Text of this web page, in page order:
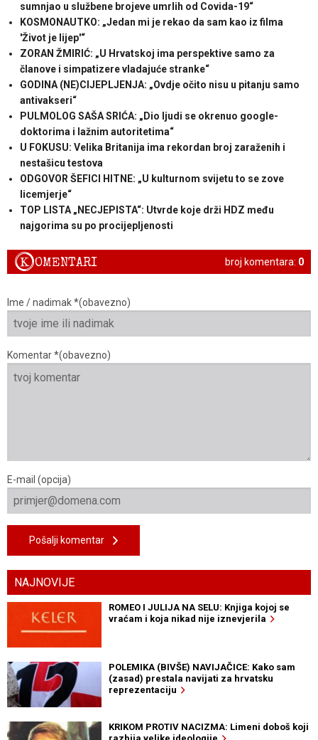
sumnjao u službene brojeve umrlih od Covida-19“
KOSMONAUTKO: „Jedan mi je rekao da sam kao iz filma
'Život je lijep'“
ZORAN ŽMIRIĆ: „U Hrvatskoj ima perspektive samo za
članove i simpatizere vladajuće stranke“
GODINA (NE)CIJEPLJENJA: „Ovdje očito nisu u pitanju samo
antivakseri“
PULMOLOG SAŠA SRIĆA: „Dio ljudi se okrenuo google-
doktorima i lažnim autoritetima“
U FOKUSU: Velika Britanija ima rekordan broj zaraženih i
nestašicu testova
ODGOVOR ŠEFICI HITNE: „U kulturnom svijetu to se zove
licemjerje“
TOP LISTA „NECJEPISTA“: Utvrde koje drži HDZ među
najgorima su po procijepljenosti
broj komentara: 0
KOMENTARI
Ime / nadimak *(obavezno)
Komentar *(obavezno)
E-mail (opcija)
Pošalji komentar
NAJNOVIJE
ROMEO I JULIJA NA SELU: Knjiga kojoj se
vraćam i koja nikad nije iznevjerila
POLEMIKA (BIVŠE) NAVIJAČICE: Kako sam
(zasad) prestala navijati za hrvatsku
reprezentaciju
KRIKOM PROTIV NACIZMA: Limeni doboš koji